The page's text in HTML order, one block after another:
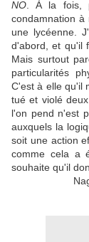
NO . À la fois,
condamnation
une lycéenne.
d'abord, et qu'il
Mais surtout
particularités
C'est à elle qu'il
tué et violé
l'on pend n'est
auxquels la
soit une action
comme cela a
souhaite qu'il